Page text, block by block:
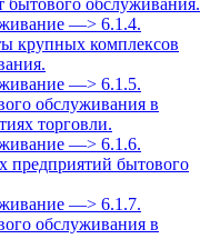
бытового обслуживания.
—> 6.1.4.
крупных комплексов
—> 6.1.5.
обслуживания в
торговли.
—> 6.1.6.
предприятий бытового
—> 6.1.7.
обслуживания в